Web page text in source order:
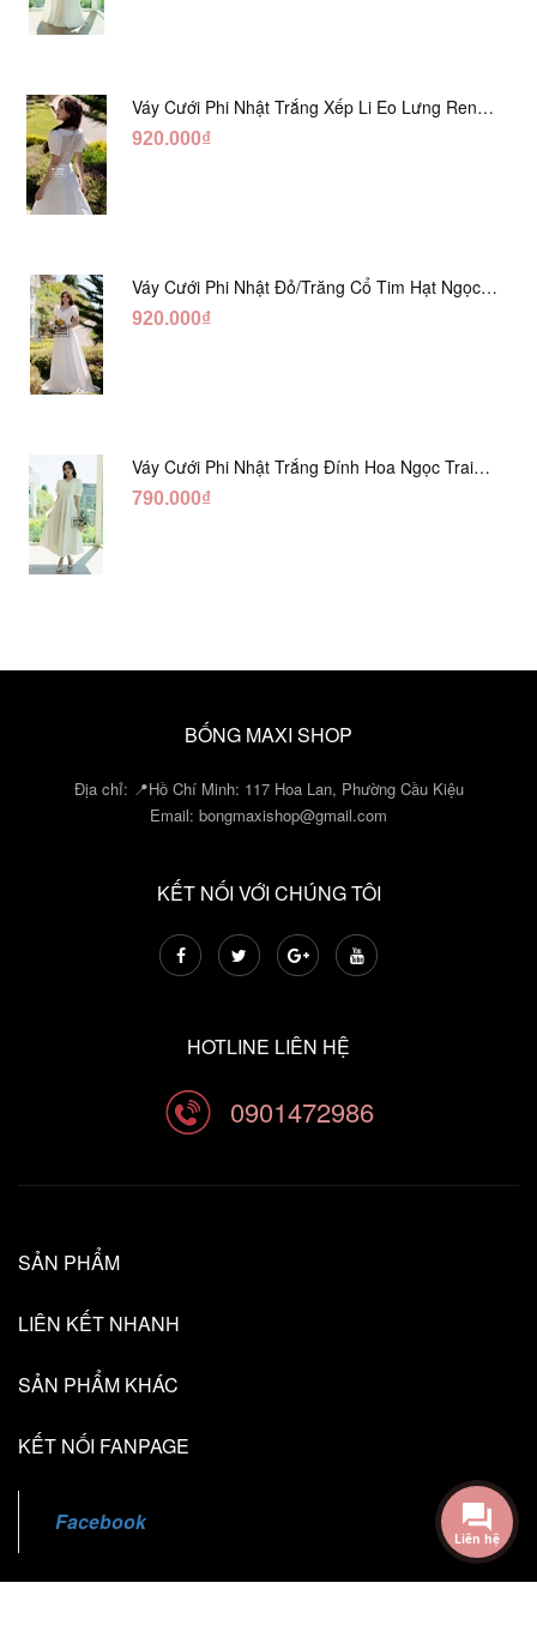
Váy Cưới Phi Nhật Trắng Xếp Li Eo Lưng Ren
DC547
920.000₫
Váy Cưới Phi Nhật Đỏ/Trăng Cổ Tim Hạt Ngọc
DC548
920.000₫
Váy Cưới Phi Nhật Trắng Đính Hoa Ngọc Trai
Lửng DC465
790.000₫
BỐNG MAXI SHOP
Địa chỉ: 📍Hồ Chí Minh: 117 Hoa Lan, Phường Cầu Kiệu
Email: bongmaxishop@gmail.com
KẾT NỐI VỚI CHÚNG TÔI
HOTLINE LIÊN HỆ
0901472986
SẢN PHẨM
LIÊN KẾT NHANH
SẢN PHẨM KHÁC
KẾT NỐI FANPAGE
Liên hệ